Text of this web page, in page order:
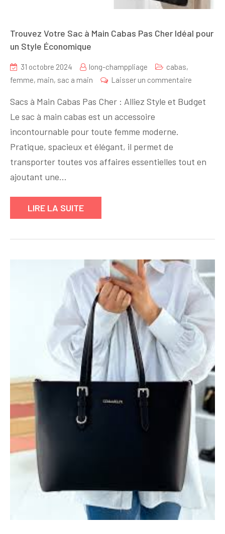
Trouvez Votre Sac à Main Cabas Pas Cher Idéal pour
un Style Économique
31 octobre 2024 long-champpliage cabas,
femme, main, sac a main Laisser un commentaire
Votre
Cabas
Sacs à Main Cabas Pas Cher : Alliez Style et Budget
Le sac à main cabas est un accessoire
incontournable pour toute femme moderne.
Pratique, spacieux et élégant, il permet de
transporter toutes vos affaires essentielles tout en
ajoutant une…
LIRE LA SUITE